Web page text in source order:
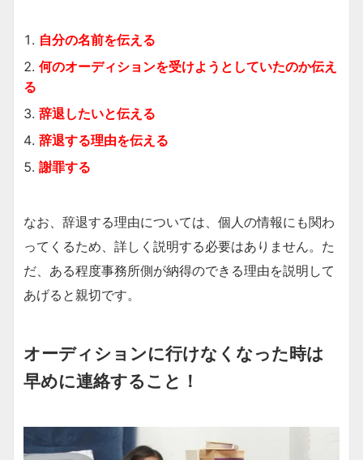
自分の名前を伝える
何のオーディションを受けようとしていたのか伝え
る
辞退したいと伝える
辞退する理由を伝える
謝罪する
なお、辞退する理由については、個人の情報にも関わ
ってくるため、詳しく説明する必要はありません。た
だ、ある程度事務所側が納得のできる理由を説明して
あげると親切です。
オーディションに行けなくなった時は
早めに連絡すること！